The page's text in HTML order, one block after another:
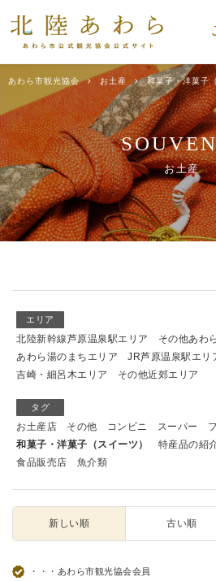
あわら市観光協会 お土産 和菓子・洋菓子
お土産
エリア
北陸新幹線芦原温泉駅エリア
その他あわ
あわら湯のまちエリア
JR芦原温泉駅エリ
吉崎・細呂木エリア
その他近郊エリア
タグ
お土産店 その他 コンビニ スーパー
和菓子・洋菓子（スイーツ）
特産品の紹
食品販売店
魚介類
新しい順 古い順
・・・あわら市観光協会会員